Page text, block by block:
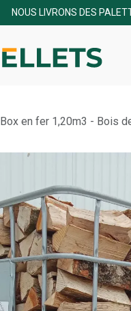
NOUS LIVRONS DES
Box en fer 1,20m3 - Bois